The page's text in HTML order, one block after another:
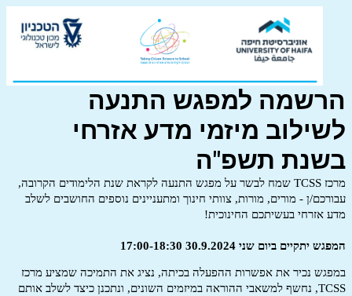
הרשמה למפגש התנעה
לשילוב מיזמי מדע אזרחי
בשנת תשפ"ה
מרכז TCSS שמח לבשר על מפגש התנעה לקראת שנת הלימודים הקרובה,
עבורכם/ן - מורים, מורות, צוותי חינוך ומתעניינים נוספים החושבים לשלב
מדע אזרחי בעשיתכם החינוכית!
המפגש יתקיים ביום שני 30.9.2024 17:00-18:30
במפגש נכיר את אפשרות ההפעלה בכיתה, נציג את התמיכה שמציע מרכז
TCSS, נחשף למשאבי ההוראה במיזמים השונים, ונתכנן כיצד לשלב אותם